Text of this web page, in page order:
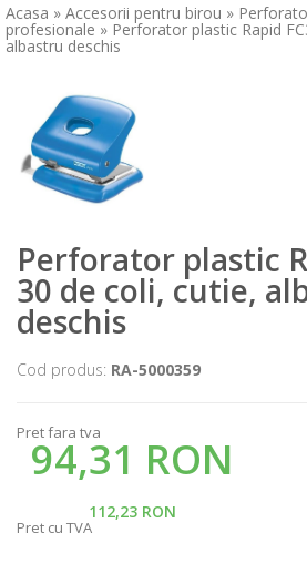
Acasa » Accesorii pentru birou »
profesionale » Perforator plastic Rapid
albastru deschis
Perforator plastic
30 de coli, cutie,
deschis
Cod produs: RA-5000359
Pret fara tva
94,31 RON
112,23 RON
Pret cu TVA